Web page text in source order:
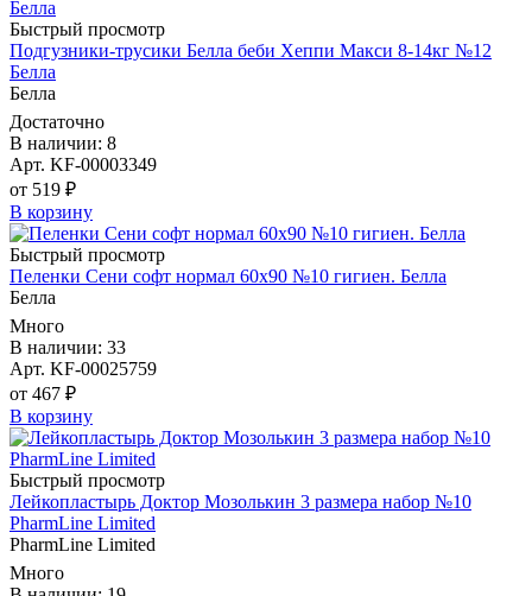
Быстрый просмотр
Подгузники-трусики Белла беби Хеппи Макси 8-14кг №12
Белла
Белла
Достаточно
В наличии: 8
Арт. KF-00003349
от 519 ₽
В корзину
Быстрый просмотр
Пеленки Сени софт нормал 60х90 №10 гигиен. Белла
Белла
Много
В наличии: 33
Арт. KF-00025759
от 467 ₽
В корзину
Быстрый просмотр
Лейкопластырь Доктор Мозолькин 3 размера набор №10
PharmLine Limited
PharmLine Limited
Много